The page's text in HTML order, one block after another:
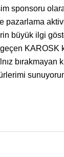
sponsoru
pazarlama
büyük ilgi
KAROSK
bırakmayan